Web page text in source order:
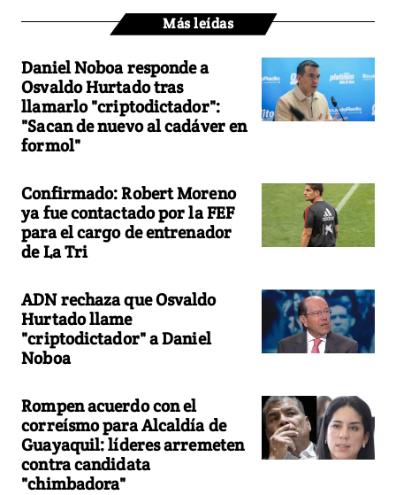
Más leídas
Daniel Noboa responde a
Osvaldo Hurtado tras
llamarlo "criptodictador":
"Sacan de nuevo al cadáver en
formol"
Confirmado: Robert Moreno
ya fue contactado por la FEF
para el cargo de entrenador
de La Tri
ADN rechaza que Osvaldo
Hurtado llame
"criptodictador" a Daniel
Noboa
Rompen acuerdo con el
correísmo para Alcaldía de
Guayaquil: líderes arremeten
contra candidata
"chimbadora"